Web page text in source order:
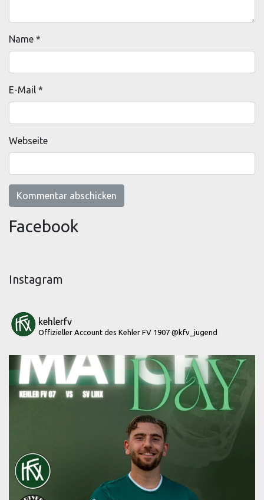
Name *
E-Mail *
Webseite
Facebook
Instagram
kehlerfv
Offizieller Account des Kehler FV 1907 @kfv_jugend